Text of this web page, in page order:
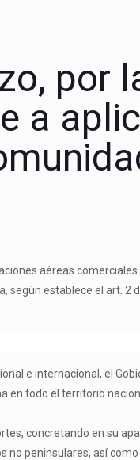
por
a
aéreas
establece el art. 2
e internacional, el
en todo el territorio
concretando en su
peninsulares, así